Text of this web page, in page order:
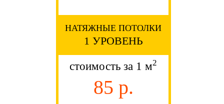
НАТЯЖНЫЕ ПОТОЛКИ
1 УРОВЕНЬ
стоимость за 1 м2
85 р.